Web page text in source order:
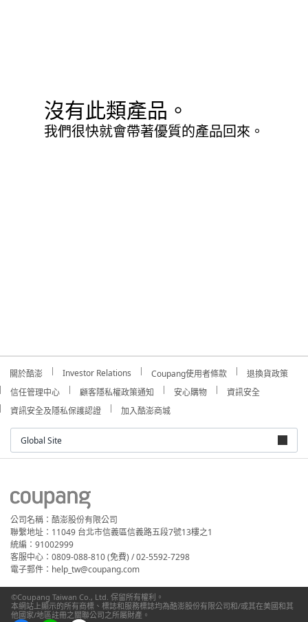
沒有此類產品。
我們很快就會帶著優質的產品回來。
關於酷澎 Investor Relations Coupang使用者條款
退換貨政策
信任管理中心
顧客隱私權政策通知 安心購物
資訊安全
資訊安全及隱私保護認證
加入酷澎商城
Global Site
公司名稱：酷澎股份有限公司
聯繫地址：11049 台北市信義區信義路五段7號13樓之1
統編：91002999
客服中心：0809-088-810 (免費) / 02-5592-7298
電子郵件：help_tw@coupang.com
©Coupang Taiwan Co., Ltd. 保留所有權利。
本網站上顯示的所有商標、標誌和服務標誌均為酷澎股份有限公司和/或其在美國和其
他國家/地區註冊之關聯公司之所屬財產。